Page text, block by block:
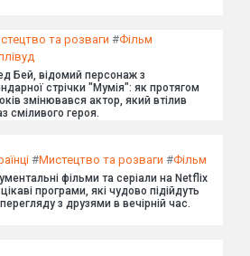
та розваги #Фільм
Бей, відомий персонаж з
стрічки "Мумія": як протягом
змінювався актор, який втілив
сміливого героя.
#Мистецтво та розваги #Фільм
фільми та серіали на Netflix
програми, які чудово підійдуть
з друзями в вечірній час.